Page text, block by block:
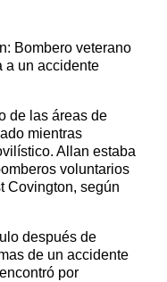
Bombero veterano
a un accidente
de las áreas de
mientras
Allan estaba
voluntarios
Covington, según
después de
de un accidente
por